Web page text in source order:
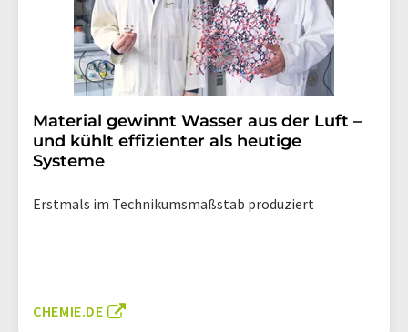
Material gewinnt Wasser aus der Luft –
und kühlt effizienter als heutige
Systeme
Erstmals im Technikumsmaßstab produziert
CHEMIE.DE